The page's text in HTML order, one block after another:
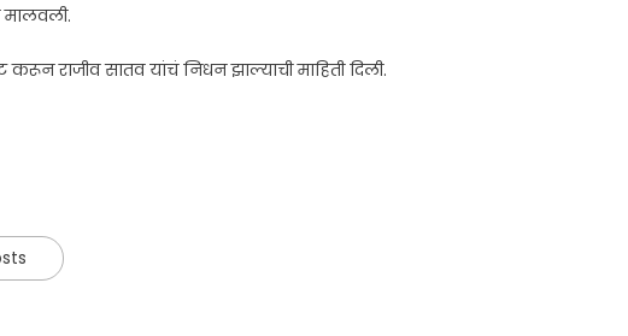
मालवली.
करून राजीव सातव यांचं निधन झाल्याची माहिती दिली.